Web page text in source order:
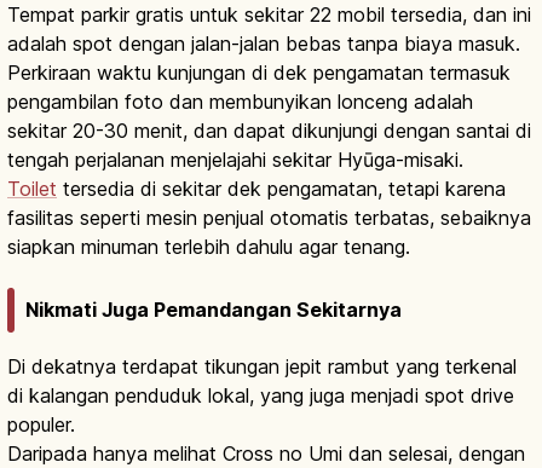
Tempat parkir gratis untuk sekitar 22 mobil tersedia, dan ini
adalah spot dengan jalan-jalan bebas tanpa biaya masuk.
Perkiraan waktu kunjungan di dek pengamatan termasuk
pengambilan foto dan membunyikan lonceng adalah
sekitar 20-30 menit, dan dapat dikunjungi dengan santai di
tengah perjalanan menjelajahi sekitar Hyūga-misaki.
Toilet tersedia di sekitar dek pengamatan, tetapi karena
fasilitas seperti mesin penjual otomatis terbatas, sebaiknya
siapkan minuman terlebih dahulu agar tenang.
Nikmati Juga Pemandangan Sekitarnya
Di dekatnya terdapat tikungan jepit rambut yang terkenal
di kalangan penduduk lokal, yang juga menjadi spot drive
populer.
Daripada hanya melihat Cross no Umi dan selesai, dengan